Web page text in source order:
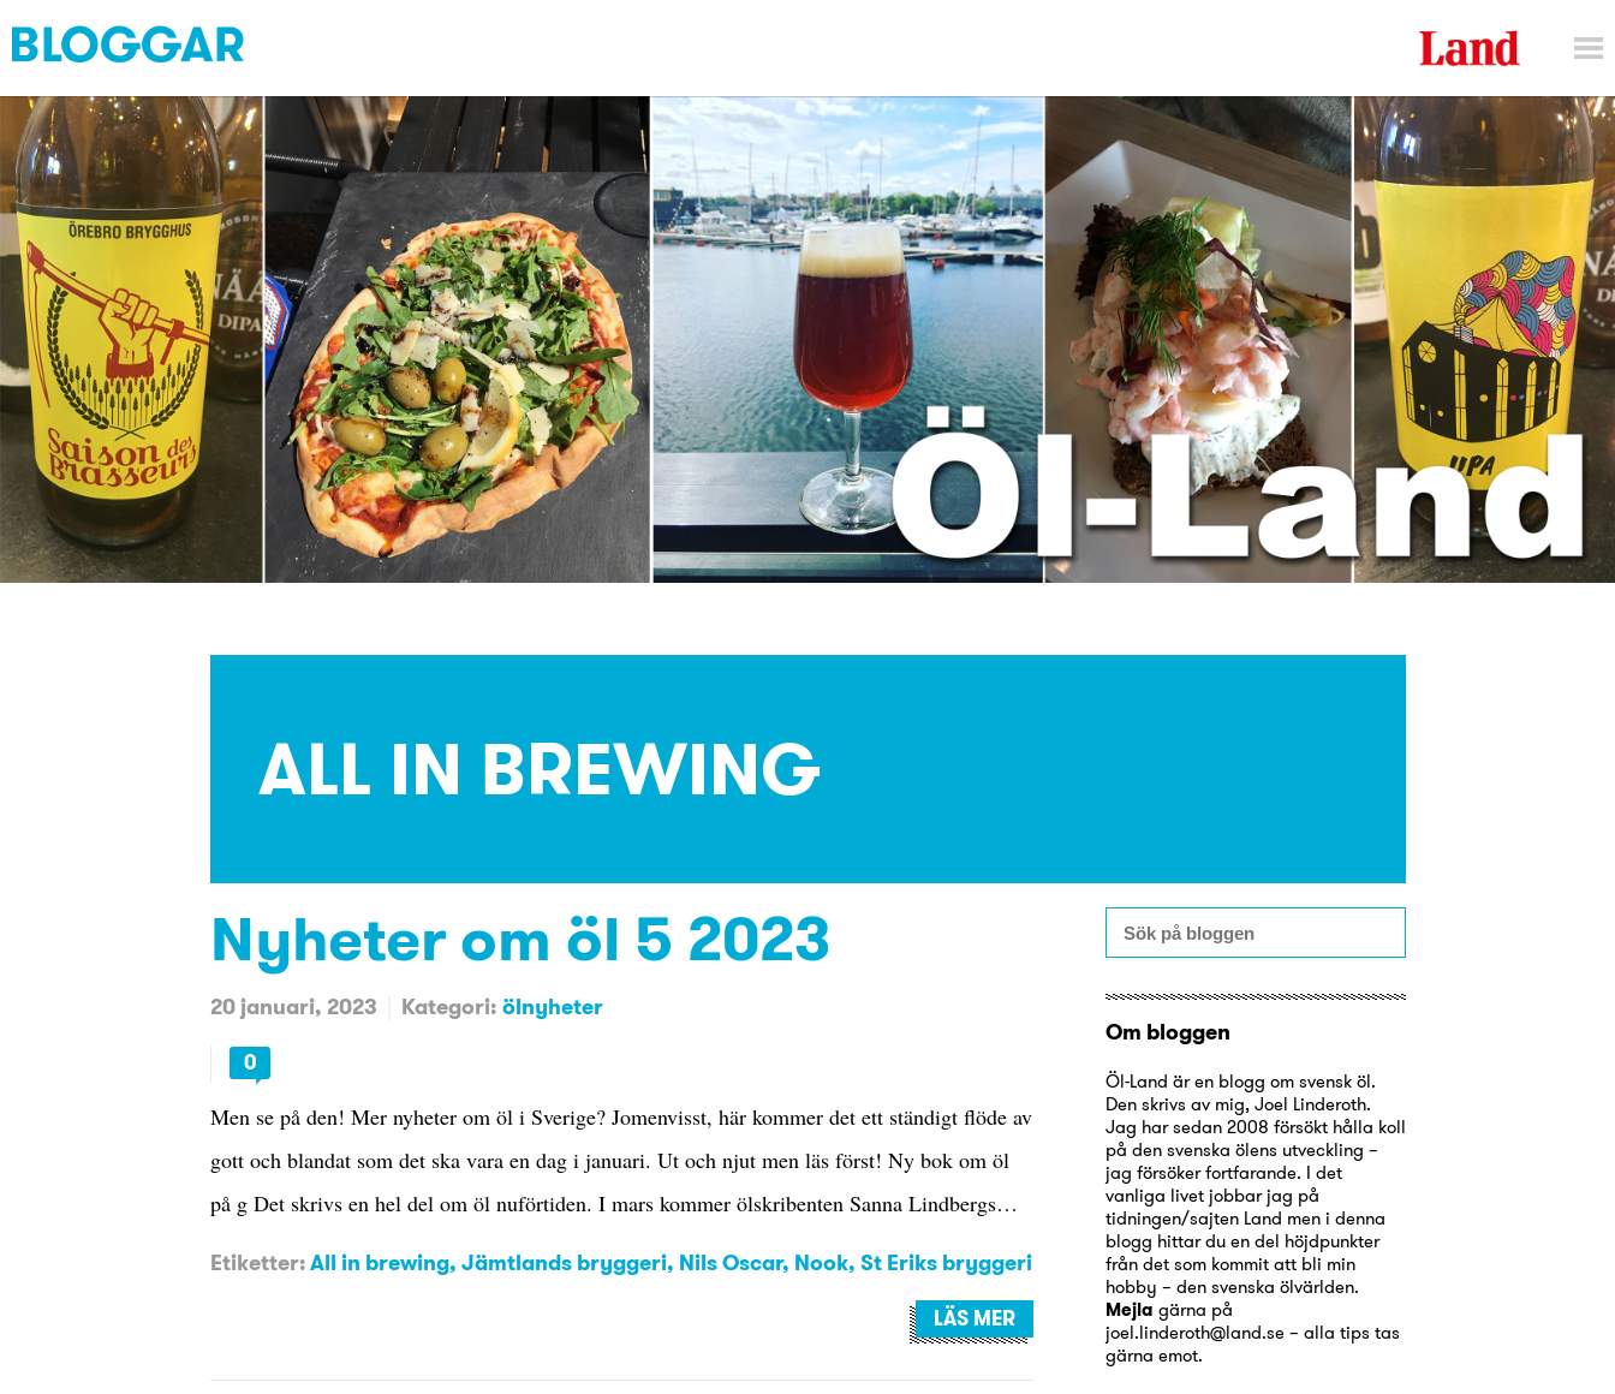
ALL IN BREWING
Nyheter om öl 5 2023
20 januari, 2023 Kategori: ölnyheter
0
Men se på den! Mer nyheter om öl i Sverige? Jomenvisst, här kommer det ett ständigt flöde av
gott och blandat som det ska vara en dag i januari. Ut och njut men läs först! Ny bok om öl
på g Det skrivs en hel del om öl nuförtiden. I mars kommer ölskribenten Sanna Lindbergs…
Etiketter:All in brewing, Jämtlands bryggeri, Nils Oscar, Nook, St Eriks bryggeri
LÄS MER
Om bloggen
Öl-Land är en blogg om svensk öl.
Den skrivs av mig, Joel Linderoth.
Jag har sedan 2008 försökt hålla koll
på den svenska ölens utveckling –
jag försöker fortfarande. I det
vanliga livet jobbar jag på
tidningen/sajten Land men i denna
blogg hittar du en del höjdpunkter
från det som kommit att bli min
hobby – den svenska ölvärlden.
Mejla gärna på
joel.linderoth@land.se – alla tips tas
gärna emot.